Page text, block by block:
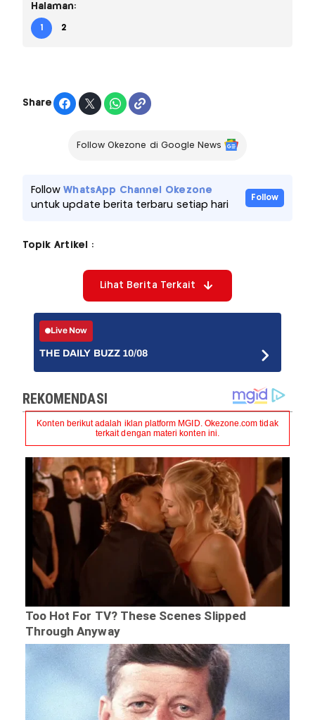
Halaman:
1 2
Share
Follow Okezone di Google News
FollowWhatsApp Channel Okezone
untuk update berita terbaru setiap hari
Follow
Topik Artikel :
Lihat Berita Terkait
Live Now
THE DAILY BUZZ 10/08